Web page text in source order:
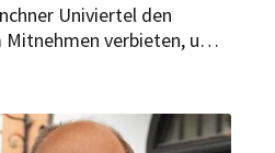
Univiertel den
verbieten, um
Bedeutung für Betriebe
Verkauf.